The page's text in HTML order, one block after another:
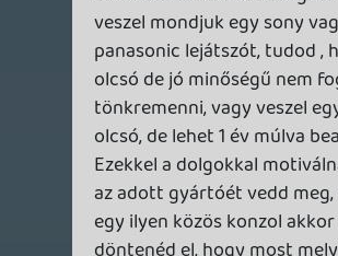
Alwares 2008.01.21 19:11:08 #0n2o9
Nem sok, de nem is az számít hogy milyen
gép viszi el, hanem az hogy mennyire
királyul nézkimár! 🙂 High-on is nagyon
szép!
Necroman Mk2
2008.01.21 11:30:30